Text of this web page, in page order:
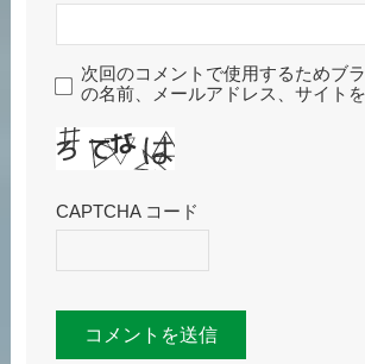
次回のコメントで使用するためブ
の名前、メールアドレス、サイトを
CAPTCHA コード